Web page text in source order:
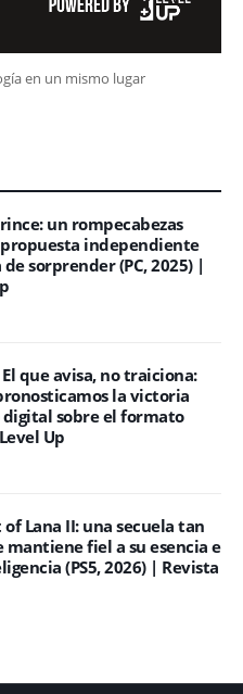
en un mismo lugar
un rompecabezas
independiente
sorprender (PC, 2025) |
que avisa, no traiciona:
la victoria
sobre el formato
Up
Lana II: una secuela tan
mantiene fiel a su esencia e
(PS5, 2026) | Revista